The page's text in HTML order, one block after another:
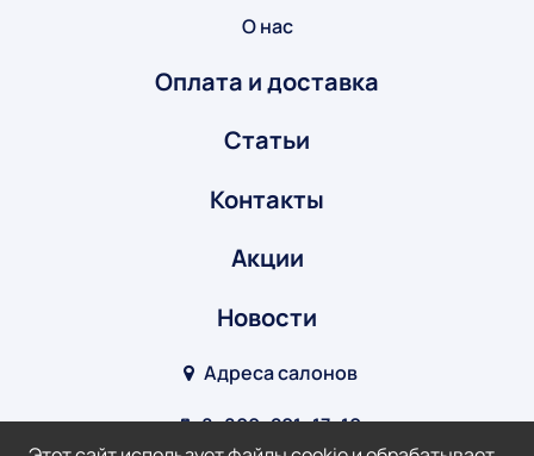
О нас
Оплата и доставка
Статьи
Контакты
Акции
Новости
Адреса салонов
8‒800‒201‒17‒10